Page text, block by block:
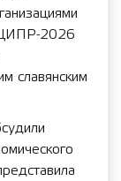
ЦИПР-2026
славянским